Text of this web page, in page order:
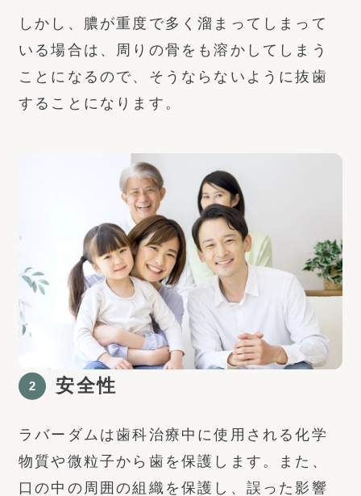
しかし、膿が重度で多く溜まってしまって
いる場合は、周りの骨をも溶かしてしまう
ことになるので、そうならないように抜歯
することになります。
安全性
ラバーダムは歯科治療中に使用される化学
物質や微粒子から歯を保護します。また、
口の中の周囲の組織を保護し、誤った影響